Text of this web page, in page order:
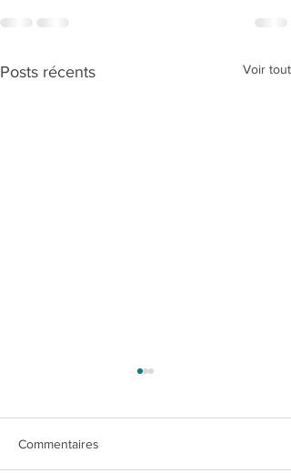
Posts récents Voir tout
Commentaires